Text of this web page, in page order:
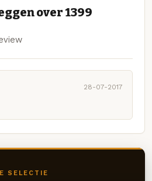
over 1399
28-07-2017
SELECTIE